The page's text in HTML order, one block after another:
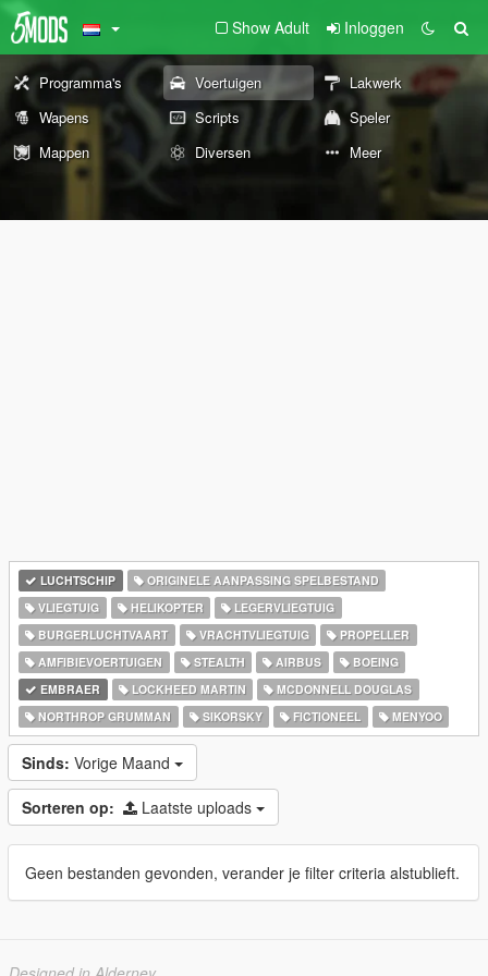
Show Adult Inloggen
Programma's Voertuigen
Lakwerk
Wapens
Scripts
Speler
Mappen
Diversen Meer
LUCHTSCHIP
ORIGINELE AANPASSING SPELBESTAND
VLIEGTUIG
HELIKOPTER
LEGERVLIEGTUIG
BURGERLUCHTVAART
VRACHTVLIEGTUIG
PROPELLER
AMFIBIEVOERTUIGEN
STEALTH AIRBUS
BOEING
EMBRAER
LOCKHEED MARTIN
MCDONNELL DOUGLAS
NORTHROP GRUMMAN
SIKORSKY FICTIONEEL MENYOO
Sinds: Vorige Maand
Sorteren op: Laatste uploads
Geen bestanden gevonden, verander je filter criteria alstublieft.